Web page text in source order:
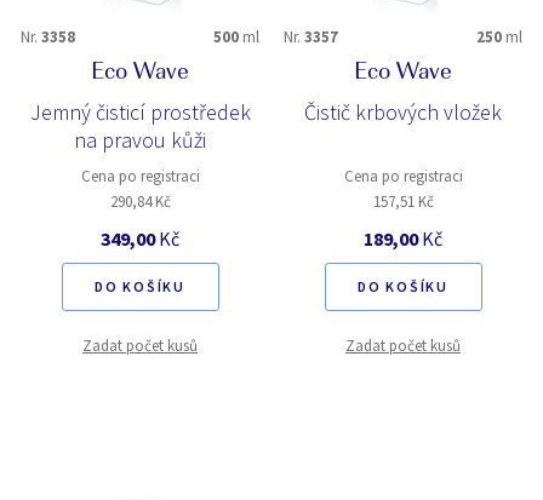
Nr. 3358 500 ml
Eco Wave
Jemný čisticí prostředek
na pravou kůži
Cena po registraci
290,84 Kč
349,00Kč
DO KOŠÍKU
Zadat počet kusů
Nr. 3357 250 ml
Eco Wave
Čistič krbových vložek
Cena po registraci
157,51 Kč
189,00Kč
DO KOŠÍKU
Zadat počet kusů